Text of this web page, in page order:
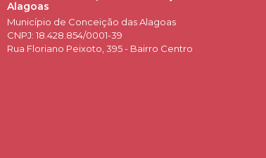
Alagoas
Município de Conceição das Alagoas
CNPJ: 18.428.854/0001-39
Rua Floriano Peixoto, 395 - Bairro Centro